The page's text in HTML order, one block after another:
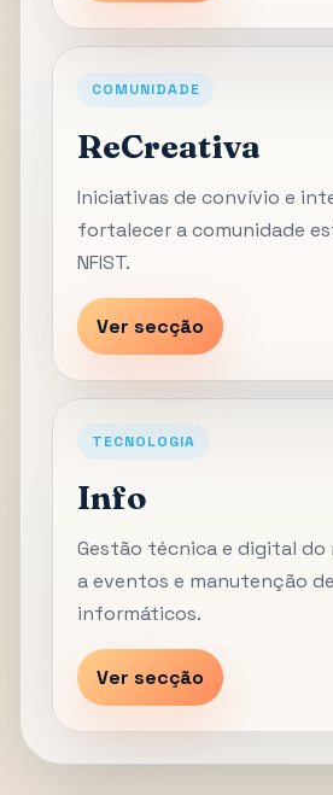
COMUNIDADE
ReCreativa
Iniciativas de convívio e
fortalecer a comunidade
NFIST.
Ver secção
TECNOLOGIA
Info
Gestão técnica e digital do
a eventos e manutenção
informáticos.
Ver secção